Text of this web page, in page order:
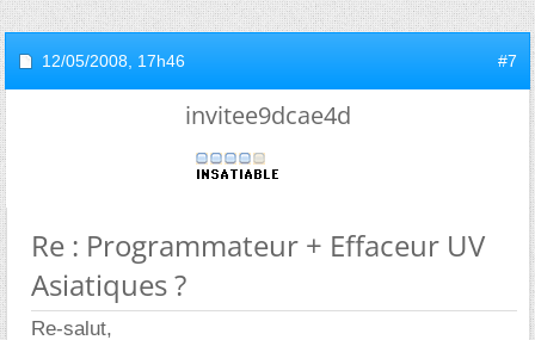
12/05/2008, 17h46 #7
invitee9dcae4d
Re : Programmateur + Effaceur UV
Asiatiques ?
Re-salut,